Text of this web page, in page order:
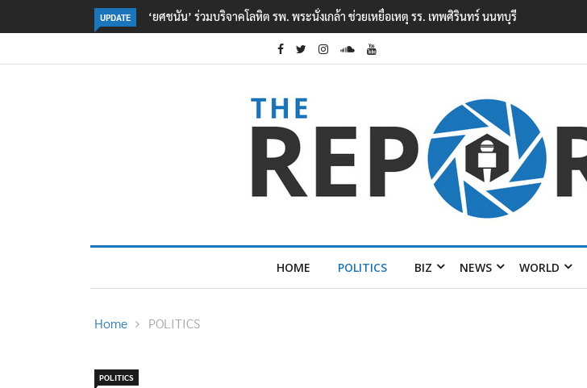
UPDATE
ยื่อเหตุ รร. เทพศิรินทร์ นนทบุรี ตร. อยู่ระหว่างสอบสวนแรงจูงใจ เหตุยิงในโรงเรียนเทพศิรินทร์ นนทบุรี พบเด็กก่อ
เหตุเครียดเรื่องเรียน
HOME POLITICS BIZ NEWS WORLD
Home POLITICS
POLITICS